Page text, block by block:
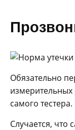
Обязательно
измерительных
самого тестера.
Случается, что